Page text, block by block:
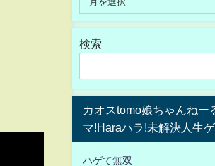
検索
カオスtomo娘ちゃんねー
マ!Haraハラ!未解決人生
ハゲて無双